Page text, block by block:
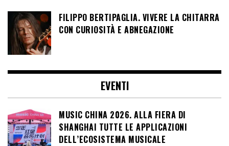
FILIPPO BERTIPAGLIA. VIVERE LA CHITARRA
CON CURIOSITÀ E ABNEGAZIONE
EVENTI
MUSIC CHINA 2026. ALLA FIERA DI
SHANGHAI TUTTE LE APPLICAZIONI
DELL’ECOSISTEMA MUSICALE